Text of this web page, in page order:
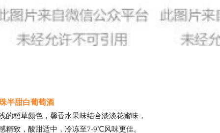
半甜白葡萄酒
的稻草颜色，馨香水果味结合淡淡花蜜味，
精致，酸甜适中，冷冻至7-9℃风味更佳。